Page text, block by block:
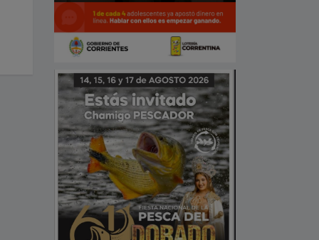
STARCHEVICH" a la calle 94 de
nuestra localidad.
Septiembre 24, 2025